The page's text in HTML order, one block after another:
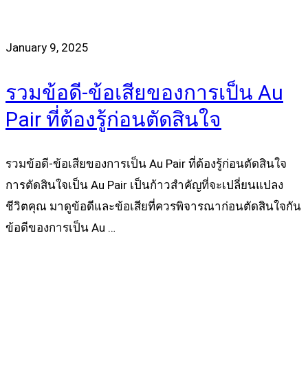
January 9, 2025
รวมข้อดี-ข้อเสียของการเป็น Au
Pair ที่ต้องรู้ก่อนตัดสินใจ
รวมข้อดี-ข้อเสียของการเป็น Au Pair ที่ต้องรู้ก่อนตัดสินใจ
การตัดสินใจเป็น Au Pair เป็นก้าวสำคัญที่จะเปลี่ยนแปลง
ชีวิตคุณ มาดูข้อดีและข้อเสียที่ควรพิจารณาก่อนตัดสินใจกัน
ข้อดีของการเป็น Au …